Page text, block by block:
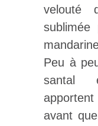
velouté
Peu à
santal
avant